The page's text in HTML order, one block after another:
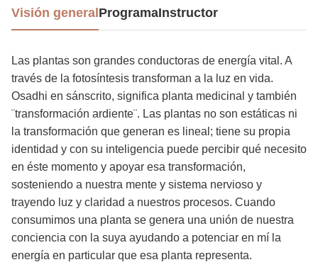
Visión general ProgramaInstructor
Las plantas son grandes conductoras de energía vital. A
través de la fotosíntesis transforman a la luz en vida.
Osadhi en sánscrito, significa planta medicinal y también
¨transformación ardiente¨. Las plantas no son estáticas ni
la transformación que generan es lineal; tiene su propia
identidad y con su inteligencia puede percibir qué necesito
en éste momento y apoyar esa transformación,
sosteniendo a nuestra mente y sistema nervioso y
trayendo luz y claridad a nuestros procesos. Cuando
consumimos una planta se genera una unión de nuestra
conciencia con la suya ayudando a potenciar en mí la
energía en particular que esa planta representa.